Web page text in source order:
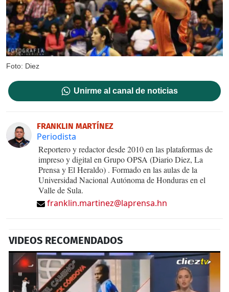
Foto: Diez
Unirme al canal de noticias
FRANKLIN MARTÍNEZ
Periodista
Reportero y redactor desde 2010 en las plataformas de
impreso y digital en Grupo OPSA (Diario Diez, La
Prensa y El Heraldo) . Formado en las aulas de la
Universidad Nacional Autónoma de Honduras en el
Valle de Sula.
franklin.martinez@laprensa.hn
VIDEOS RECOMENDADOS